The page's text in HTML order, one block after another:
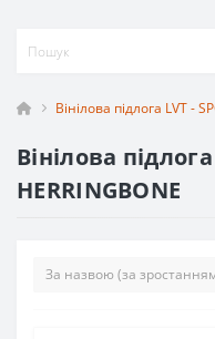
Вінілова підлога LVT -
Вінілова
HERRINGBONE